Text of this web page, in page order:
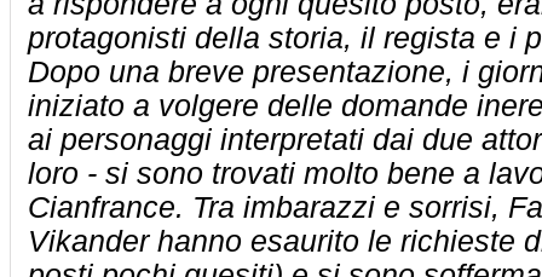
protagonisti della storia, il regista e i
Dopo una breve presentazione, i
iniziato a volgere delle domande
ai personaggi interpretati dai due
loro - si sono trovati molto bene a
Cianfrance. Tra imbarazzi e sorrisi,
Vikander hanno esaurito le richieste